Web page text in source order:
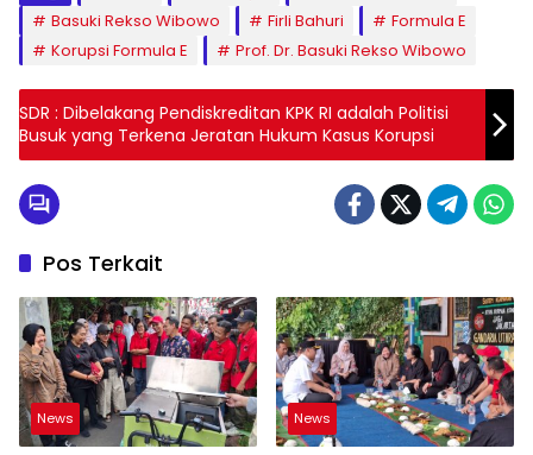
Basuki Rekso Wibowo
Firli Bahuri
Formula E
Korupsi Formula E
Prof. Dr. Basuki Rekso Wibowo
SDR : Dibelakang Pendiskreditan KPK RI adalah Politisi
Busuk yang Terkena Jeratan Hukum Kasus Korupsi
Pos Terkait
News News